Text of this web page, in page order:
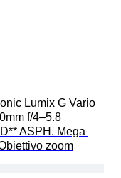
Lumix G Vario
f/4–5.8
ASPH. Mega
zoom